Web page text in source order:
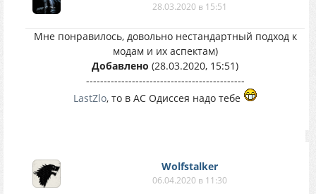
28.03.2020 в 15:51
Мне понравилось, довольно нестандартный подход к
модам и их аспектам)
Добавлено (28.03.2020, 15:51)
---------------------------------------------
LastZlo, то в АС Одиссея надо тебе
Wolfstalker
06.04.2020 в 11:30